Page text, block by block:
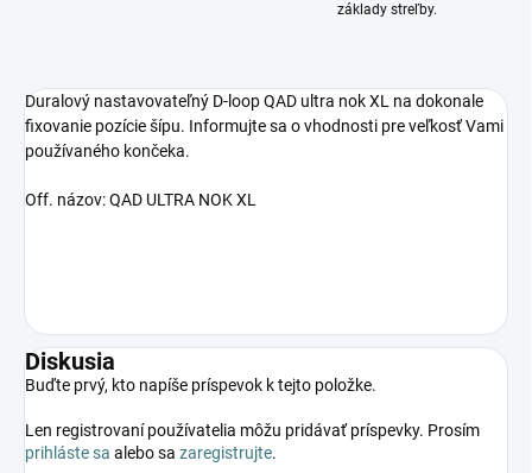
základy streľby.
Duralový nastavovateľný D-loop QAD ultra nok XL na dokonale
fixovanie pozície šípu. Informujte sa o vhodnosti pre veľkosť Vami
používaného končeka.
Off. názov: QAD ULTRA NOK XL
Diskusia
Buďte prvý, kto napíše príspevok k tejto položke.
Len registrovaní používatelia môžu pridávať príspevky. Prosím
prihláste sa alebo sa zaregistrujte.